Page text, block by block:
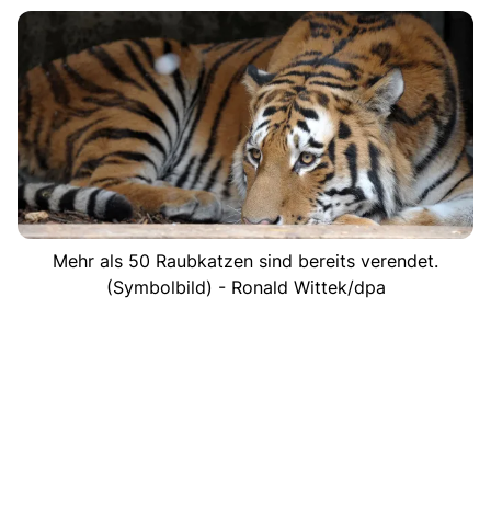
Mehr als 50 Raubkatzen sind bereits verendet.
(Symbolbild) - Ronald Wittek/dpa